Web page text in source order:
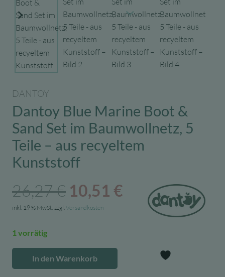
DANTOY
Dantoy Blue Marine Boot &
Sand Set im Baumwollnetz, 5
Teile – aus recyeltem
Kunststoff
26,27€ Ursprünglicher
Preis
26,27 €
10,51 € Aktueller
Preis
10,51 €.
inkl. 19 % MwSt. zzgl.Versandkosten
1 vorrätig
Dantoy
In den Warenkorb